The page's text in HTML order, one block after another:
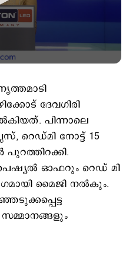
ദേവഗിരി
പിന്നാലെ
റെഡ്മി നോട്ട് 15
ഓഫറും റെഡ് മി
മൈജി നല്‍കും.
സമ്മാനങ്ങളും